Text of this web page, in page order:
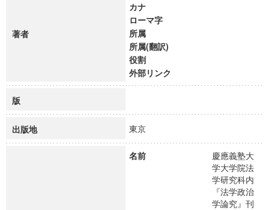
著者
カナ
ローマ字
所属
所属(翻訳)
役割
外部リンク
版
出版地 東京
名前
慶應義塾大
学大学院法
学研究科内
『法学政治
学論究』刊